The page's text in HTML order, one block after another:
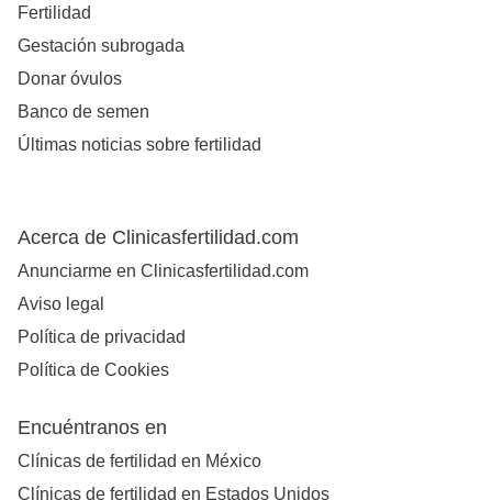
Fertilidad
Gestación subrogada
Donar óvulos
Banco de semen
Últimas noticias sobre fertilidad
Acerca de Clinicasfertilidad.com
Anunciarme en Clinicasfertilidad.com
Aviso legal
Política de privacidad
Política de Cookies
Encuéntranos en
Clínicas de fertilidad en México
Clínicas de fertilidad en Estados Unidos